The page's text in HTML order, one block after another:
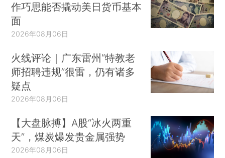
作巧思能否撬动美日货币基本
面
2026年08月06日
火线评论｜广东雷州“特教老
师招聘违规”很雷，仍有诸多
疑点
2026年08月06日
【大盘脉搏】A股“冰火两重
天”，煤炭爆发贵金属强势
2026年08月06日